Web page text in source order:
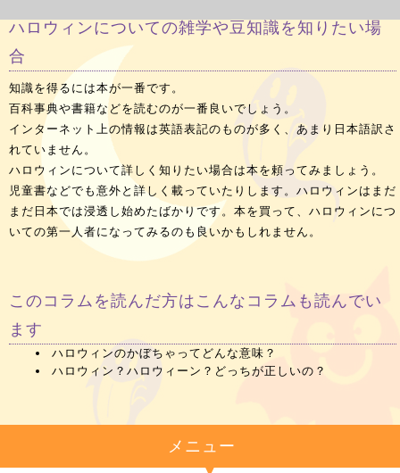
ハロウィンについての雑学や豆知識を知りたい場
合
知識を得るには本が一番です。
百科事典や書籍などを読むのが一番良いでしょう。
インターネット上の情報は英語表記のものが多く、あまり日本語訳さ
れていません。
ハロウィンについて詳しく知りたい場合は本を頼ってみましょう。
児童書などでも意外と詳しく載っていたりします。ハロウィンはまだ
まだ日本では浸透し始めたばかりです。本を買って、ハロウィンにつ
いての第一人者になってみるのも良いかもしれません。
このコラムを読んだ方はこんなコラムも読んでい
ます
ハロウィンのかぼちゃってどんな意味？
ハロウィン？ハロウィーン？どっちが正しいの？
メニュー